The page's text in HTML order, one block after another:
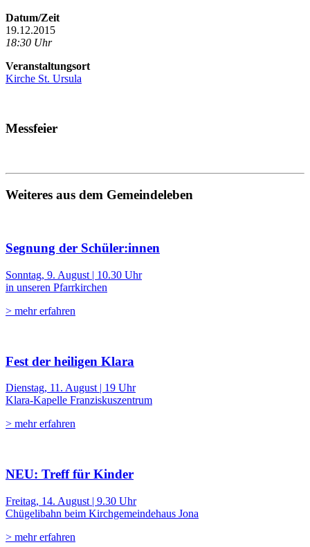
Datum/Zeit
19.12.2015
18:30 Uhr
Veranstaltungsort
Kirche St. Ursula
Messfeier
Weiteres aus dem Gemeindeleben
Segnung der Schüler:innen
Sonntag, 9. August | 10.30 Uhr
in unseren Pfarrkirchen
> mehr erfahren
Fest der heiligen Klara
Dienstag, 11. August | 19 Uhr
Klara-Kapelle Franziskuszentrum
> mehr erfahren
NEU: Treff für Kinder
Freitag, 14. August | 9.30 Uhr
Chügelibahn beim Kirchgemeindehaus Jona
> mehr erfahren